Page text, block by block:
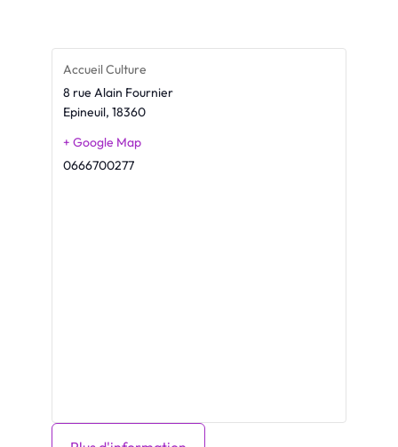
Accueil Culture
8 rue Alain Fournier
Epineuil, 18360
+ Google Map
0666700277